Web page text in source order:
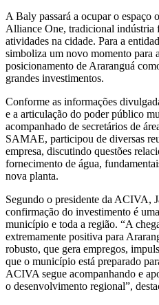
A Baly passará a ocupar o espaço
Alliance One, tradicional indústria
atividades na cidade. Para a
simboliza um novo momento para
posicionamento de Araranguá
grandes investimentos.
Conforme as informações
e a articulação do poder público
acompanhado de secretários de
SAMAE, participou de diversas
empresa, discutindo questões
fornecimento de água,
nova planta.
Segundo o presidente da ACIVA,
confirmação do investimento é
município e toda a região. “A
extremamente positiva para
robusto, que gera empregos,
que o município está preparado
ACIVA segue acompanhando e
o desenvolvimento regional”,